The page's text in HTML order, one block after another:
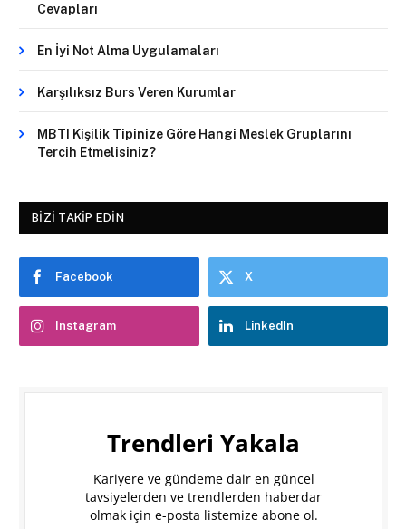
Cevapları
En İyi Not Alma Uygulamaları
Karşılıksız Burs Veren Kurumlar
MBTI Kişilik Tipinize Göre Hangi Meslek Gruplarını
Tercih Etmelisiniz?
BIZI TAKIP EDIN
Facebook X
Instagram LinkedIn
Trendleri Yakala
Kariyere ve gündeme dair en güncel
tavsiyelerden ve trendlerden haberdar
olmak için e-posta listemize abone ol.